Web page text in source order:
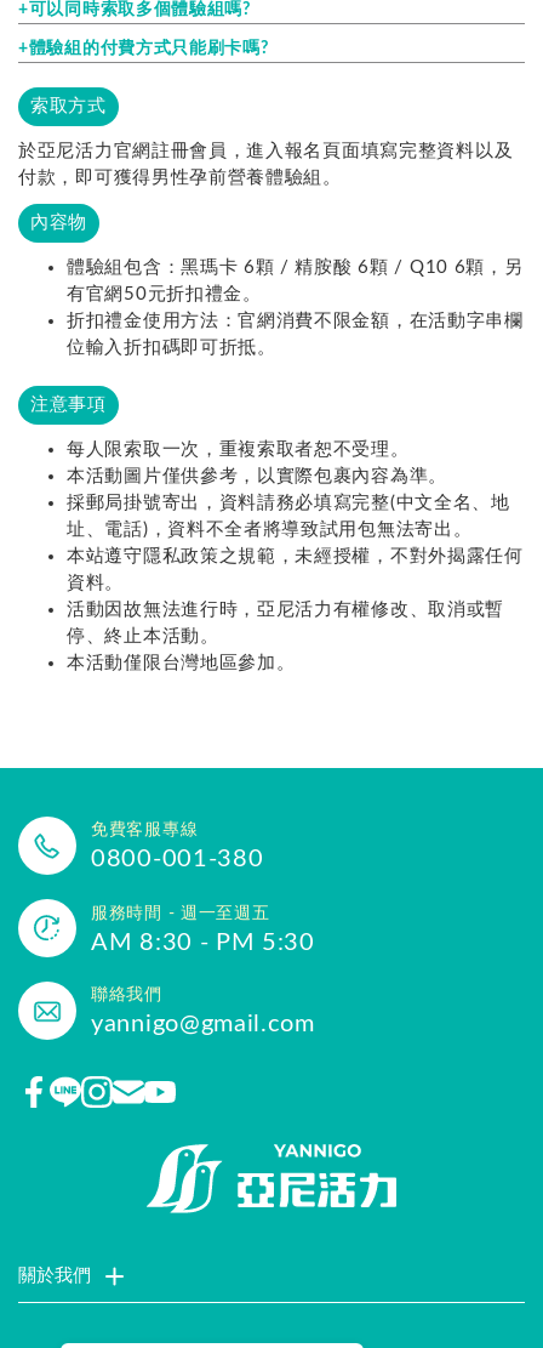
可以同時索取多個體驗組嗎?
想索取多個體驗組，請分別至各報名頁面索取喔!
體驗組的付費方式只能刷卡嗎?
Line:@yanni
索取方式
於亞尼活力官網註冊會員，進入報名頁面填寫完整資料以及
付款，即可獲得男性孕前營養體驗組。
內容物
體驗組包含：黑瑪卡 6顆 / 精胺酸 6顆 / Q10 6顆，另
有官網50元折扣禮金。
折扣禮金使用方法：官網消費不限金額，在活動字串欄
位輸入折扣碼即可折抵。
注意事項
每人限索取一次，重複索取者恕不受理。
本活動圖片僅供參考，以實際包裹內容為準。
採郵局掛號寄出，資料請務必填寫完整(中文全名、地
址、電話)，資料不全者將導致試用包無法寄出。
本站遵守隱私政策之規範，未經授權，不對外揭露任何
資料。
活動因故無法進行時，亞尼活力有權修改、取消或暫
停、終止本活動。
本活動僅限台灣地區參加。
免費客服專線
0800-001-380
服務時間 - 週一至週五
AM 8:30 - PM 5:30
聯絡我們
yannigo@gmail.com
關於我們